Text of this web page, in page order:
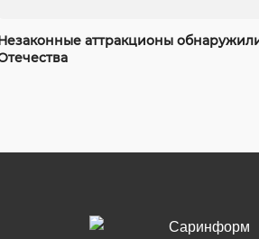
аттракционы